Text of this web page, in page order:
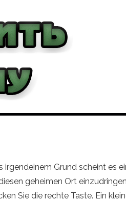
Grund scheint es
geheimen Ort
Sie die rechte Taste. Ein